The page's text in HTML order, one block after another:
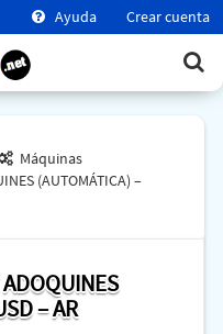
Ayuda Crear cuenta
Máquinas
(AUTOMÁTICA) –
– AR